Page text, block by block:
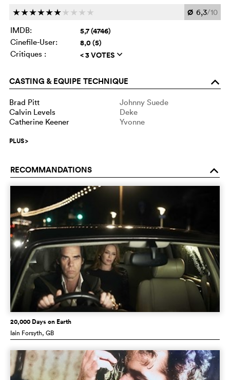
cccccc c c c c Ø 6,3/10
IMDB:
5,7 (4746)
Cinefile-User: 8,0 (5)
Critiques : < 3 VOTES q
CASTING & EQUIPE TECHNIQUE o
Brad Pitt
Johnny Suede
Calvin Levels
Deke
Catherine Keener
Yvonne
PLUS>
RECOMMANDATIONS o
20,000 Days on Earth
Iain Forsyth, GB